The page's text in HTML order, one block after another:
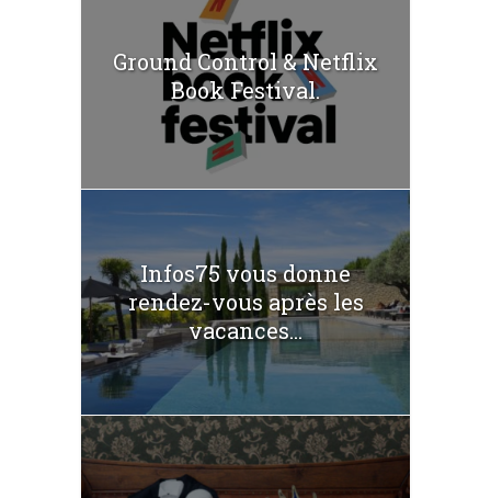
Ground Control & Netflix
Book Festival.
Infos75 vous donne
rendez-vous après les
vacances...